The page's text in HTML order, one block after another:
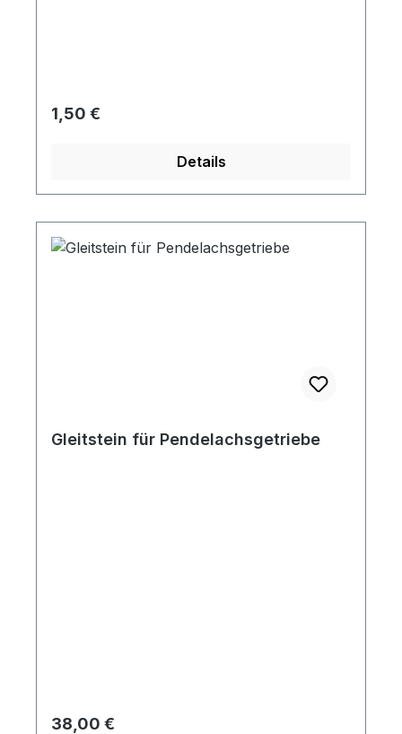
Regulärer Preis:
1,50 €
Details
Gleitstein für Pendelachsgetriebe
Regulärer Preis:
38,00 €